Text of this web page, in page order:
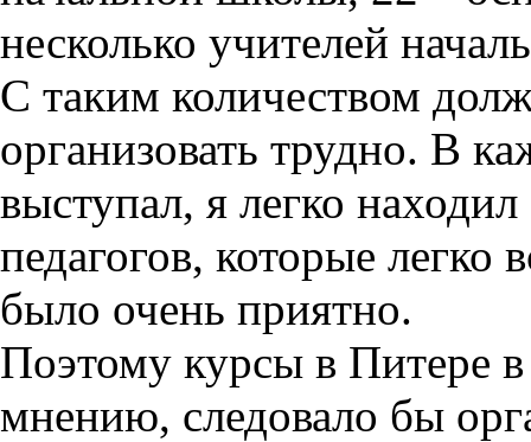
несколько учителей
С таким количеством
организовать трудно. В
выступал, я легко
педагогов, которые легко
было очень приятно.
Поэтому курсы в Питере
мнению, следовало бы